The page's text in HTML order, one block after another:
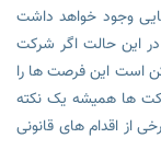
وجود خواهد داشت
در این حالت اگر شرکت
است این فرصت ها را
ها همیشه یک نکته
از اقدام های قانونی